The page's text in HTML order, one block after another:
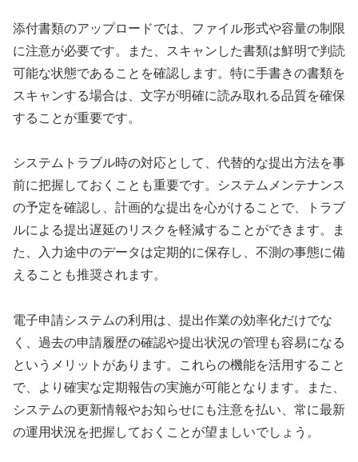
添付書類のアップロードでは、ファイル形式や容量の制限
に注意が必要です。また、スキャンした書類は鮮明で判読
可能な状態であることを確認します。特に手書きの書類を
スキャンする場合は、文字が明確に読み取れる品質を確保
することが重要です。
システムトラブル時の対応として、代替的な提出方法を事
前に把握しておくことも重要です。システムメンテナンス
の予定を確認し、計画的な提出を心がけることで、トラブ
ルによる提出遅延のリスクを軽減することができます。ま
た、入力途中のデータは定期的に保存し、不測の事態に備
えることも推奨されます。
電子申請システムの利用は、提出作業の効率化だけでな
く、過去の申請履歴の確認や提出状況の管理も容易になる
というメリットがあります。これらの機能を活用すること
で、より確実な定期報告の実施が可能となります。また、
システムの更新情報やお知らせにも注意を払い、常に最新
の運用状況を把握しておくことが望ましいでしょう。